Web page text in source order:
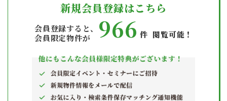
新規会員登録はこちら
会員登録すると、
会員限定物件が
966 件 閲覧可能！